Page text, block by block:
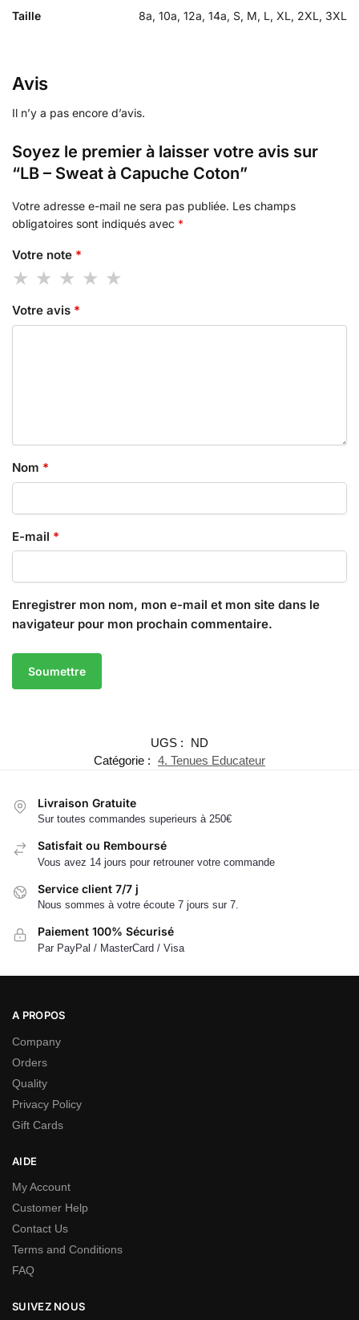
Taille 8a, 10a, 12a, 14a, S, M, L, XL, 2XL, 3XL
Avis
Il n’y a pas encore d’avis.
Soyez le premier à laisser votre avis sur
“LB – Sweat à Capuche Coton”
Votre adresse e-mail ne sera pas publiée. Les champs
obligatoires sont indiqués avec *
Votre note *
Votre avis *
Nom *
E-mail *
Enregistrer mon nom, mon e-mail et mon site dans le
navigateur pour mon prochain commentaire.
UGS :
ND
Catégorie : 4. Tenues Educateur
Livraison Gratuite
Sur toutes commandes superieurs à 250€
Satisfait ou Remboursé
Vous avez 14 jours pour retrouner votre commande
Service client 7/7 j
Nous sommes à votre écoute 7 jours sur 7.
Paiement 100% Sécurisé
Par PayPal / MasterCard / Visa
A PROPOS
Company
Orders
Quality
Privacy Policy
Gift Cards
AIDE
My Account
Customer Help
Contact Us
Terms and Conditions
FAQ
SUIVEZ NOUS